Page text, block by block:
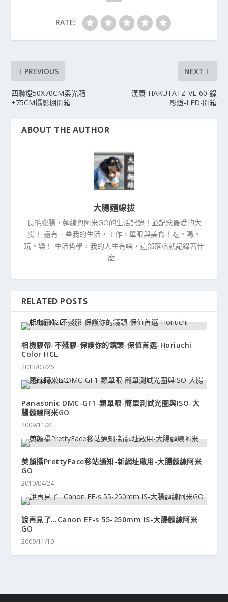
RATE:
PREVIOUS
四聯燈50X70CM柔光箱
+75CM攝影棚開箱
NEXT
漢康-HAKUTATZ-VL-60-錄
影燈-LED-開箱
ABOUT THE AUTHOR
大腸麵線拔
長毛臘腸，麵線與阿米GO的生活記錄！並記念最愛的大
腸！ 還有一些我的生活，工作，單眼與美食！吃。喝。
玩。樂！ 生活哲學，我的人生有啥，這部落格就記錄著什
麼…
RELATED POSTS
相機膠帶-不殘膠-保護你的鏡頭-保值首選-Horiuchi
Color HCL
2013/03/26
Panasonic DMC-GF1-類單眼-簡單測試光圈與ISO-大
腸麵線阿米GO
2009/11/21
美顏攝PrettyFace移站通知-新網址啟用-大腸麵線阿米
GO
2010/04/24
說再見了…Canon EF-s 55-250mm IS-大腸麵線阿米
GO
2009/11/19